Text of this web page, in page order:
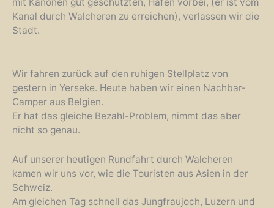
Kanal durch Walcheren zu erreichen), verlassen wir die
Stadt.
Wir fahren zurück auf den ruhigen Stellplatz von
gestern in Yerseke. Heute haben wir einen Nachbar-
Camper aus Belgien.
Er hat das gleiche Bezahl-Problem, nimmt das aber
nicht so genau.
Auf unserer heutigen Rundfahrt durch Walcheren
kamen wir uns vor, wie die Touristen aus Asien in der
Schweiz.
Am gleichen Tag schnell das Jungfraujoch, Luzern und